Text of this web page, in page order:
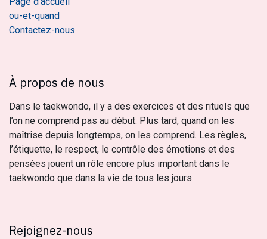
ou-et-quand
Contactez-nous
À propos de nous
Dans le taekwondo, il y a des exercices et des rituels que
l’on ne comprend pas au début. Plus tard, quand on les
maîtrise depuis longtemps, on les comprend. Les règles,
l’étiquette, le respect, le contrôle des émotions et des
pensées jouent un rôle encore plus important dans le
taekwondo que dans la vie de tous les jours.
Rejoignez-nous